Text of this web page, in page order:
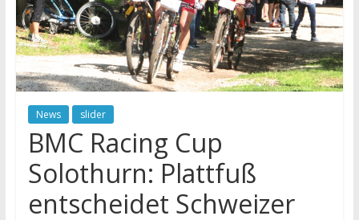
News slider
BMC Racing Cup
Solothurn: Plattfuß
entscheidet Schweizer